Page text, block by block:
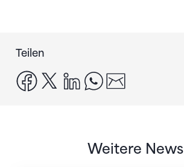
Teilen
facebook
x linkedinwhatsapp
Weitere News